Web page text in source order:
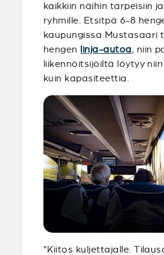
kaikkiin näihin tarpeisiin
ryhmille. Etsitpä 6-8
kaupungissa Mustasaari
hengen linja-autoa, niin
liikennöitsijöiltä löytyy
kuin kapasiteettia.
"Kiitos kuljettajalle.